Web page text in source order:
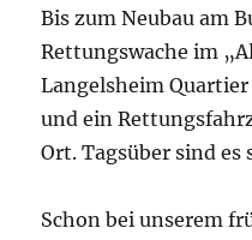
Bis zum Neubau am
Rettungswache im
Langelsheim
und ein
Ort. Tagsüber sind es
Schon bei unserem